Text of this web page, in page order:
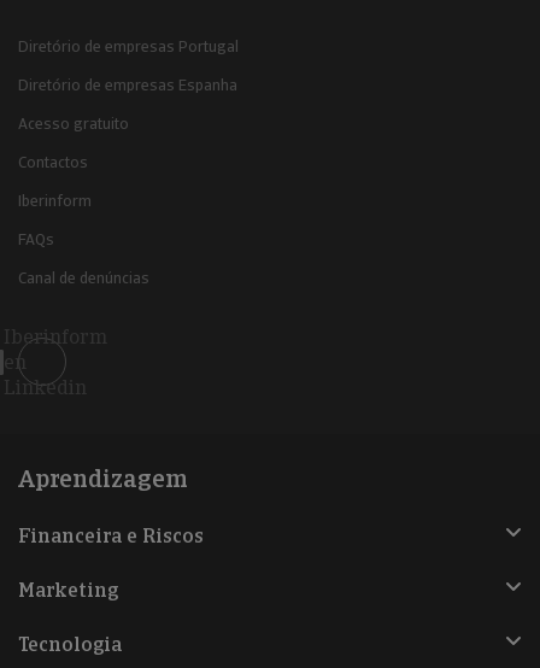
Diretório de empresas Portugal
Diretório de empresas Espanha
Acesso gratuito
Contactos
Iberinform
FAQs
Canal de denúncias
Iberinform
en
Linkedin
Aprendizagem
Financeira e Riscos
Marketing
Tecnologia